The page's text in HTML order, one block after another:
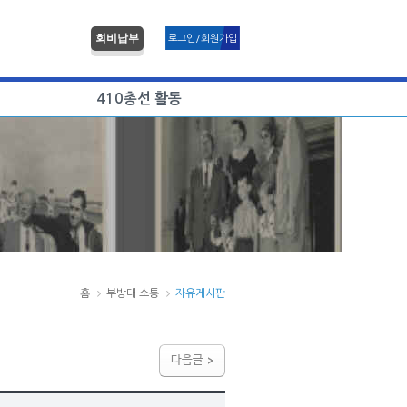
회비납부 로그인/회원가입
410총선 활동
홈 부방대 소통 자유게시판
다음글